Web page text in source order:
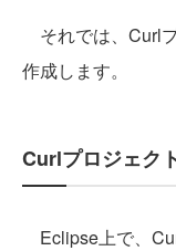
それでは、Curl
作成します。
Curlプロジェク
Eclipse上で、